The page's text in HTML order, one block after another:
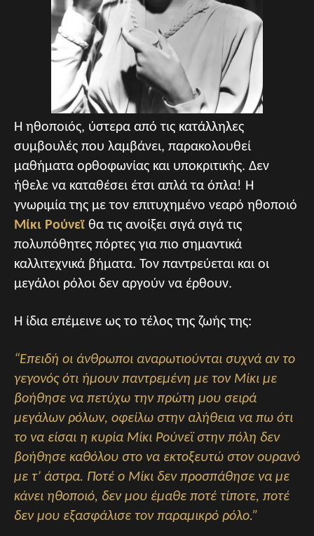
Η ηθοποιός, ύστερα από τις κατάλληλες
συμβουλές που λαμβάνει, παρακολουθεί
μαθήματα ορθοφωνίας και υποκριτικής. Δεν
ήθελε να καταθέσει έτσι απλά τα όπλα! Η
γνωριμία της με τον επιτυχημένο νεαρό ηθοποιό
Μίκι Ρούνεϊ θα τις ανοίξει σιγά σιγά τις
πολυπόθητες πόρτες για πιο σημαντικά
καλλιτεχνικά βήματα. Τον παντρεύεται και οι
μεγάλοι ρόλοι δεν αργούν να έρθουν.
Η ίδια επέμεινε ως το τέλος της ζωής της:
“Επειδή οι άνθρωποι αναρωτιούνται συχνά αν το
γεγονός ότι ήμουν παντρεμένη με τον Μίκι με
βοήθησε να πετύχω την πρώτη μου σειρά
μεγάλων ρόλων, οφείλω στην αλήθεια να πω ότι
το να είσαι η κυρία Μίκι Ρούνεϊ στην πόλη δεν
βοήθησε καθόλου στο να εκτοξευτώ στον ουρανό
με τ’ άστρα. Ποτέ ο Μίκι δεν προσπάθησε να με
κάνει ηθοποιό, δεν μου έμαθε ποτέ τίποτε, ποτέ
δεν μου εξασφάλισε τον παραμικρό ρόλο.”